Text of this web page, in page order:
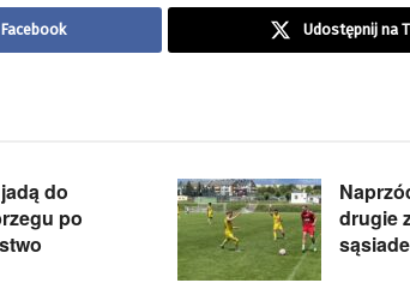
Udostępnij na
do
po
drugie